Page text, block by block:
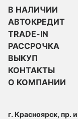
В НАЛИЧИИ
АВТОКРЕДИТ
TRADE-IN
РАССРОЧКА
ВЫКУП
КОНТАКТЫ
О КОМПАНИИ
г. Красноярск, пр.